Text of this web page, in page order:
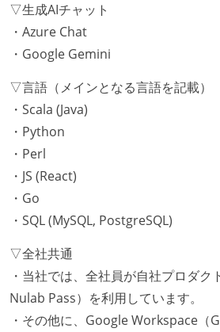
▽生成AIチャット
・Azure Chat
・Google Gemini
▽言語（メインとなる言語を記載）
・Scala (Java)
・Python
・Perl
・JS (React)
・Go
・SQL (MySQL, PostgreSQL)
▽全社共通
・当社では、全社員が自社プロダ
Nulab Pass）を利用しています。
・その他に、Google Workspace